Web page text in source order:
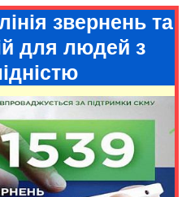
звернень та
для людей з